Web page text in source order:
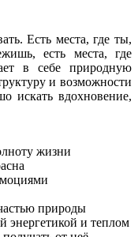
Есть места, где ты,
есть места, где
в себе природную
и возможности
искать вдохновение,
жизни
природы
энергетикой и теплом